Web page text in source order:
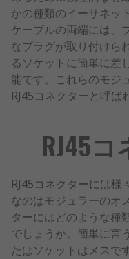
かの種類のイーサネッ
ケーブルの両端には、
なプラグが取り付けら
るソケットに簡単に差
能です。これらのモジ
RJ45コネクターと呼ば
RJ45
RJ45コネクターには
なのはモジュラーのオ
ターにはどのような種
でしょうか。簡単に言
たはソケットはメスです